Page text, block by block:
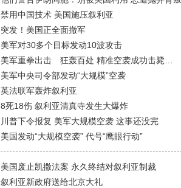
禁用中国技术 美国施压叙利亚
突发！美国正全面撤军
美军对30多个目标发动10波攻击
美军重拳出击 狂轰百处 精准空袭成功击毙…
美军中央司令部发动“大规模”空袭
英法联军轰炸叙利亚
8死18伤 叙利亚清真寺发生大爆炸
川普下令报复 美军大规模空袭 这事还没完
美国发动“大规模空袭” 代号“鹰眼行动”
美国废止凯撒法案 永久终结对叙利亚制裁
叙利亚新政府送给北京大礼